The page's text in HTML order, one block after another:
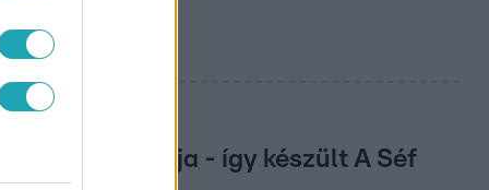
az éjszakája - így készült A Séf